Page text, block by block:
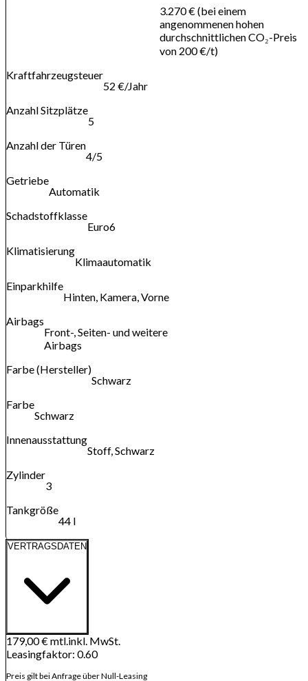
3.270 € (bei einem
angenommenen hohen
durchschnittlichen CO₂-Preis
von 200 €/t)
Kraftfahrzeugsteuer
52 €/Jahr
Anzahl Sitzplätze
5
Anzahl der Türen
4/5
Getriebe
Automatik
Schadstoffklasse
Euro6
Klimatisierung
Klimaautomatik
Einparkhilfe
Hinten, Kamera, Vorne
Airbags
Front-, Seiten- und weitere
Airbags
Farbe (Hersteller)
Schwarz
Farbe
Schwarz
Innenausstattung
Stoff, Schwarz
Zylinder
3
Tankgröße
44 l
VERTRAGSDATEN
179,00 €mtl.inkl. MwSt.
Leasingfaktor: 0.60
Preis gilt bei Anfrage über Null-Leasing